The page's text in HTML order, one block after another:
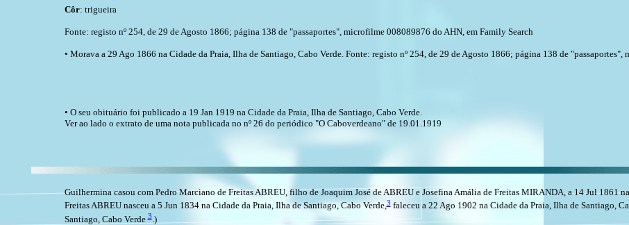
Côr: trigueira
Fonte: registo nº 254, de 29 de Agosto 1866; página 138 de "passaportes", microfilme 008089876 do AHN, em Family Search
• Morava a 29 Ago 1866 na Cidade da Praia, Ilha de Santiago, Cabo Verde. Fonte: registo nº 254, de 29 de Agosto 1866; página 138 de
• O seu obituário foi publicado a 19 Jan 1919 na Cidade da Praia, Ilha de Santiago, Cabo Verde.
Ver ao lado o extrato de uma nota publicada no nº 26 do periódico "O Caboverdeano" de 19.01.1919
Guilhermina casou com Pedro Marciano de Freitas ABREU, filho de Joaquim José de ABREU e Josefina Amália de Freitas MIRANDA, a 14 Jul 1861
Freitas ABREU nasceu a 5 Jun 1834 na Cidade da Praia, Ilha de Santiago, Cabo Verde,3faleceu a 22 Ago 1902 na Cidade da Praia, Ilha de Santiago,
Santiago, Cabo Verde3.)